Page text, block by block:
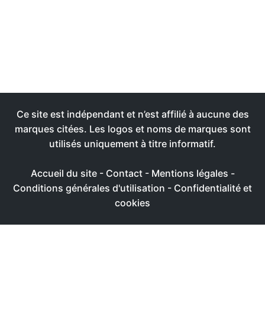
Ce site est indépendant et n’est affilié à aucune des
marques citées. Les logos et noms de marques sont
utilisés uniquement à titre informatif.
Accueil du site- Contact - Mentions légales -
Conditions générales d'utilisation - Confidentialité et
cookies